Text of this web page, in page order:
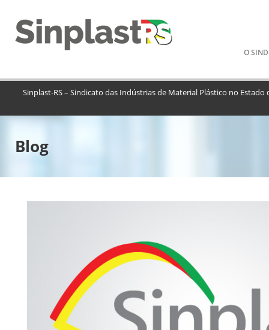
Pular
o
O
Sinplast-RS – Sindicato das Indústrias de Material Plástico no Estado
Blog